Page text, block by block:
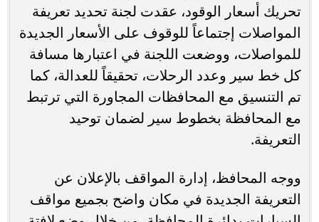
تحريك أسعار الوقود، عقدت لجنة تحديد تعريفة
المواصلات إجتماعاً للوقوف على الأسعار الجديدة
للمواصلات، ووضعت اللجنة في اعتبارها مسافة
كل خط سير وعدد الرحلات، تحقيقاً للعدالة، كما
تم التنسيق مع المحافظات المجاورة التي ترتبط
مع المحافظة بخطوط سير لضمان توحيد
التعريفة.
ووجه المحافظ، إدارة المواقف بالإعلان عن
التعريفة الجديدة في مكان واضح بجميع مواقف